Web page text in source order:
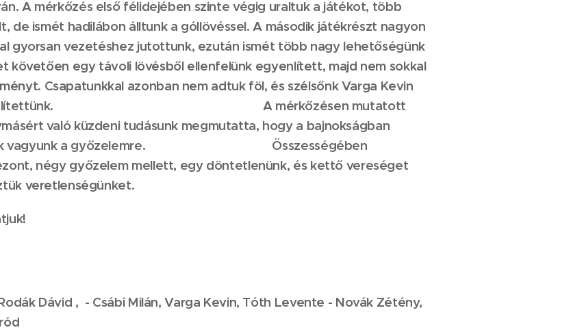
A mérkőzés első félidejében szinte végig uraltuk a játékot, több
de ismét hadilábon álltunk a góllövéssel. A második játékrészt nagyon
gyorsan vezetéshez jutottunk, ezután ismét több nagy lehetőségünk
követően egy távoli lövésből ellenfelünk egyenlített, majd nem sokkal
Csapatunkkal azonban nem adtuk föl, és szélsőnk Varga Kevin
egyenlítettünk. A mérkőzésen mutatott
való küzdeni tudásunk megmutatta, hogy a bajnokságban
vagyunk a győzelemre. Összességében
négy győzelem mellett, egy döntetlenünk, és kettő vereséget
veretlenségünket.
Dávid , - Csábi Milán, Varga Kevin, Tóth Levente - Novák Zétény,